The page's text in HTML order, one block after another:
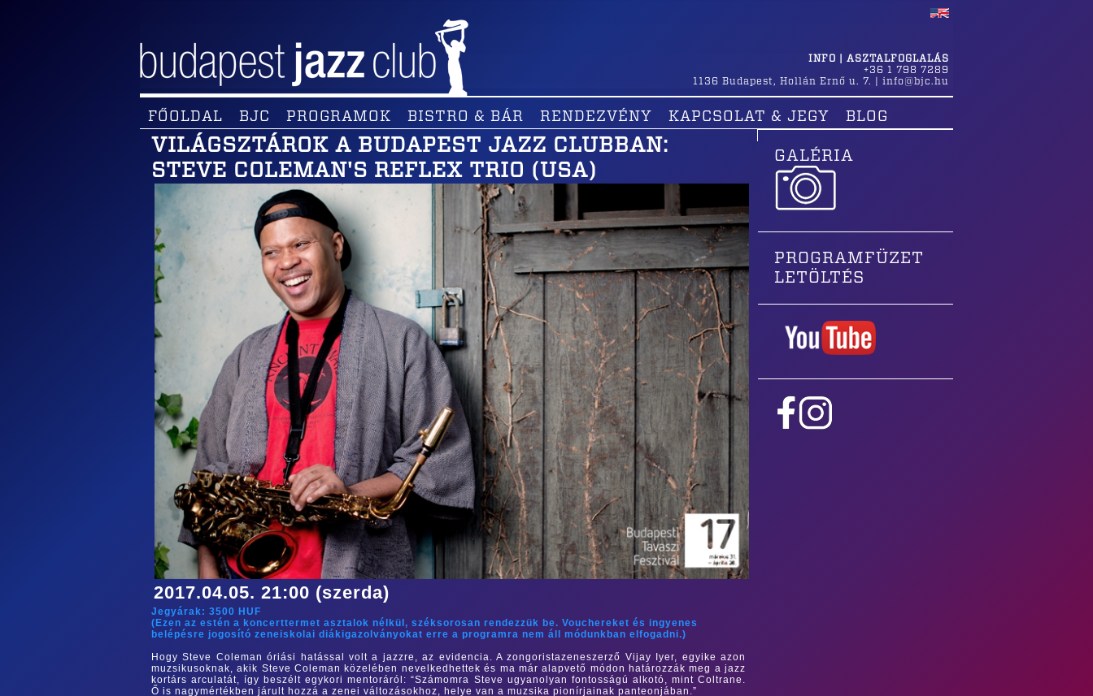
INFO | ASZTALFOGLALÁS
+36 1 798 7289
1136 Budapest , Hollán Ernő u. 7. info@bjc.hu
FŐOLDAL BJC PROGRAMOK BISTRO & BÁR RENDEZVÉNY KAPCSOLAT & JEGY BLOG
VILÁGSZTÁROK A BUDAPEST JAZZ CLUBBAN:
STEVE COLEMAN'S REFLEX TRIO (USA)
2017.04.05. 21:00 (szerda)
Jegyárak: 3500 HUF
(Ezen az estén a koncerttermet asztalok nélkül, széksorosan rendezzük be. Vouchereket és ingyenes
belépésre jogosító zeneiskolai diákigazolványokat erre a programra nem áll módunkban elfogadni.)
Hogy Steve Coleman óriási hatással volt a jazzre, az evidencia. A zongoristazeneszerző Vijay Iyer, egyike azon
muzsikusoknak, akik Steve Coleman közelében nevelkedhettek és ma már alapvető módon határozzák meg a jazz
kortárs arculatát, így beszélt egykori mentoráról: “Számomra Steve ugyanolyan fontosságú alkotó, mint Coltrane.
Ő is nagymértékben járult hozzá a zenei változásokhoz, helye van a muzsika pionírjainak panteonjában.”
GALÉRIA
PROGRAMFÜZET
LETÖLTÉS